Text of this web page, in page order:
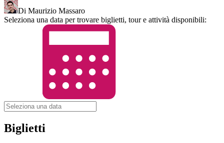
Di Maurizio Massaro
Seleziona una data per trovare biglietti, tour e attività disponibili:
Biglietti